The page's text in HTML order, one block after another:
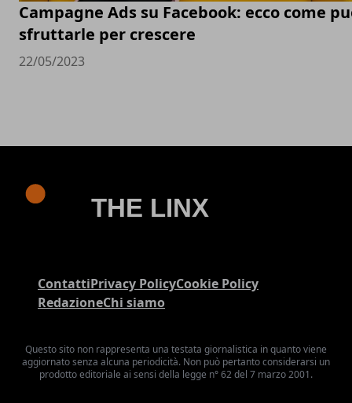
Campagne Ads su Facebook: ecco come
sfruttarle per crescere
22/05/2023
ContattiPrivacy PolicyCookie Policy
RedazioneChi siamo
Questo sito non rappresenta una testata giornalistica in quanto viene
aggiornato senza alcuna periodicità. Non può pertanto considerarsi un
prodotto editoriale ai sensi della legge n° 62 del 7 marzo 2001.